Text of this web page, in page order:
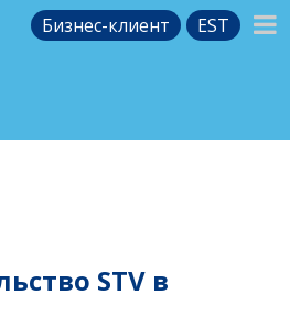
Бизнес-клиент EST
STV в